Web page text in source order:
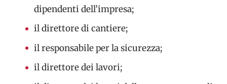
dipendenti dell’impresa;
il direttore di cantiere;
il responsabile per la sicurezza;
il direttore dei lavori;